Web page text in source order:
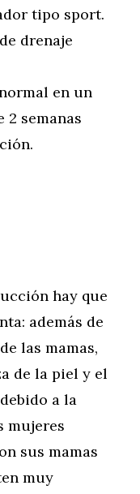
tipo sport.
drenaje
en un
semanas
hay que
además de
las mamas,
de la piel y el
a la
mujeres
sus mamas
muy